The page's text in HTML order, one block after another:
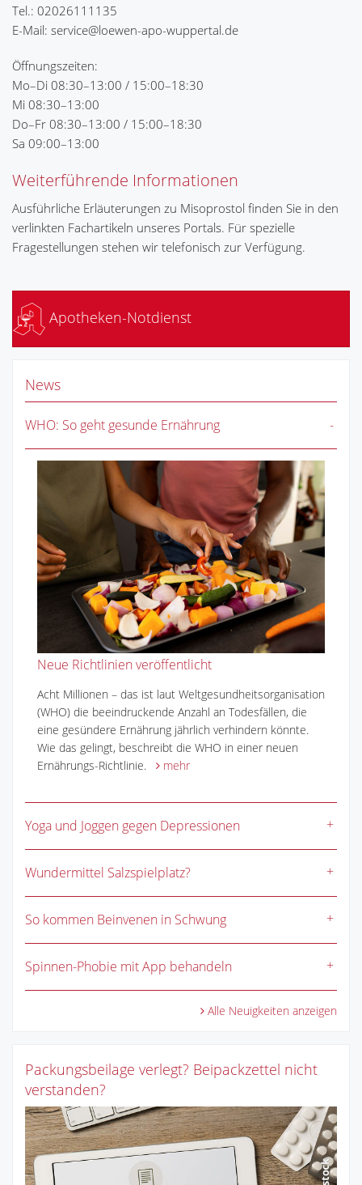
Tel.: 02026111135
E-Mail: service@loewen-apo-wuppertal.de
Öffnungszeiten:
Mo–Di 08:30–13:00 / 15:00–18:30
Mi 08:30–13:00
Do–Fr 08:30–13:00 / 15:00–18:30
Sa 09:00–13:00
Weiterführende Informationen
Ausführliche Erläuterungen zu Misoprostol finden Sie in den
verlinkten Fachartikeln unseres Portals. Für spezielle
Fragestellungen stehen wir telefonisch zur Verfügung.
Apotheken-Notdienst
News
WHO: So geht gesunde Ernährung
Neue Richtlinien veröffentlicht
Acht Millionen – das ist laut Weltgesundheitsorganisation
(WHO) die beeindruckende Anzahl an Todesfällen, die
eine gesündere Ernährung jährlich verhindern könnte.
Wie das gelingt, beschreibt die WHO in einer neuen
Ernährungs-Richtlinie.
mehr
Yoga und Joggen gegen Depressionen
Wundermittel Salzspielplatz?
So kommen Beinvenen in Schwung
Spinnen-Phobie mit App behandeln
Alle Neuigkeiten anzeigen
Packungsbeilage verlegt? Beipackzettel nicht
verstanden?